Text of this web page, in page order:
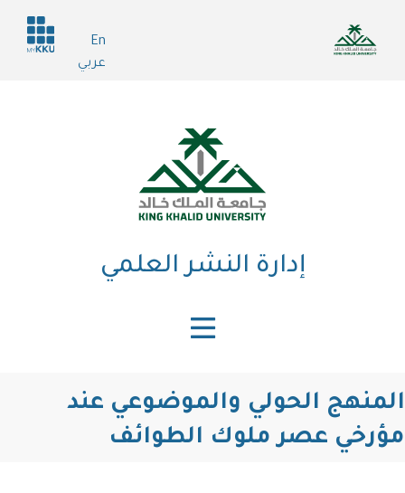
المحتوى
En
عربي
Header
services
إدارة النشر العلمي
المنهج الحولي والموضوعي عند
مؤرخي عصر ملوك الطوائف